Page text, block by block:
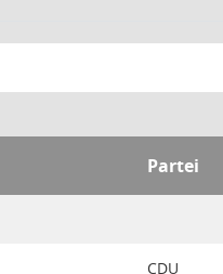
Partei
CDU